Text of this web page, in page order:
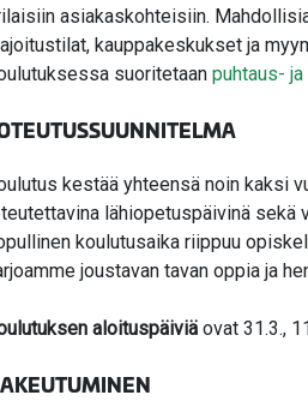
asiakaskohteisiin.
kauppakeskukset ja
suoritetaan puhtaus-
kestää yhteensä noin kaksi
lähiopetuspäivinä sekä
koulutusaika riippuu
joustavan tavan oppia ja
aloituspäiviä ovat 31.3.,